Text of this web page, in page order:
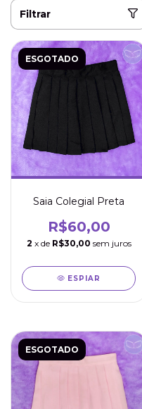
Filtrar
ESGOTADO
Saia Colegial Preta
R$60,00
2 x de R$30,00 sem juros
ESPIAR
ESGOTADO